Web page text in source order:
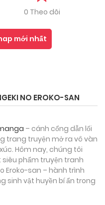
0 Theo dõi
mới nhất
NO EROKO-SAN
– cánh cổng dẫn lối
trang truyện mở ra vô vàn
Hôm nay, chúng tôi
phẩm truyện tranh
Eroko-san – hành trình
sinh vật huyền bí ẩn trong